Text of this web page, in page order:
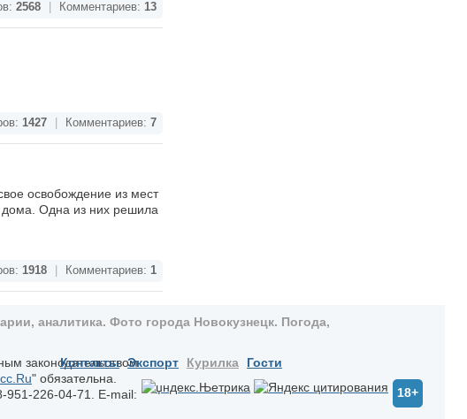
2568 Комментариев: 13
1427 Комментариев: 7
освобождение из мест
дома. Одна из них решила
1918 Комментариев: 1
аналитика. Фото города Новокузнецк. Погода,
законодательством
" обязательна.
951-226-04-71. E-mail:
Контакты Экспорт Курилка Гости
18+